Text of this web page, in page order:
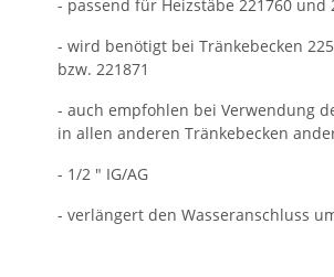
- passend für Heizstäbe 221760 und
- wird benötigt bei Tränkebecken
bzw. 221871
- auch empfohlen bei Verwendung
in allen anderen Tränkebecken
- 1/2 " IG/AG
- verlängert den Wasseranschluss